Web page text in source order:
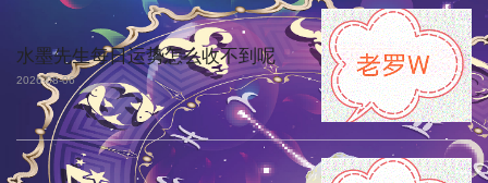
水墨先生每日运势怎么收不到呢
2026-08-06